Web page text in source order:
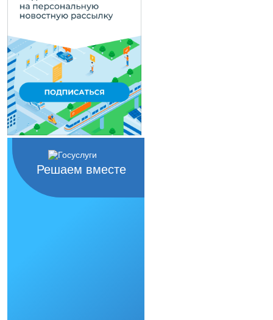
Решаем вместе